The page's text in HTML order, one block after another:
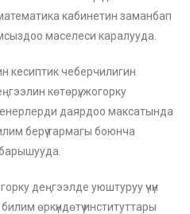
кабинетин заманбап
маселеси каралууда.
кесиптик чеберчилигин
көтөрүү, жогорку
даярдоо максатында
берүү тармагы боюнча
деңгээлде уюштуруу үчүн
өркүндөтүү институттары